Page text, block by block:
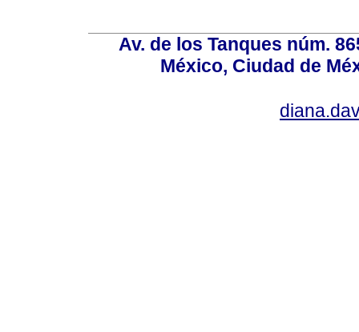
Av. de los Tanques núm.
México, Ciudad de